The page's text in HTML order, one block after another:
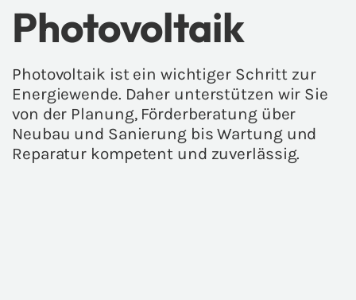
Photovoltaik
Photovoltaik ist ein wichtiger Schritt zur
Energiewende. Daher unterstützen wir Sie
von der Planung, Förderberatung über
Neubau und Sanierung bis Wartung und
Reparatur kompetent und zuverlässig.